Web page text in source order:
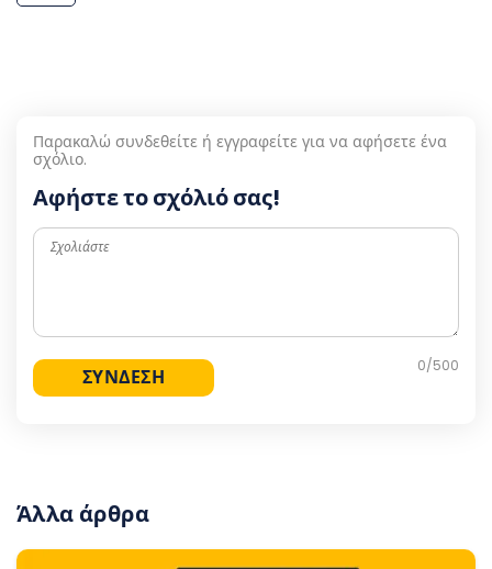
Αφήστε το σχόλιό σας!
Παρακαλώ συνδεθείτε ή εγγραφείτε για να αφήσετε ένα
σχόλιο.
0/500
Άλλα άρθρα